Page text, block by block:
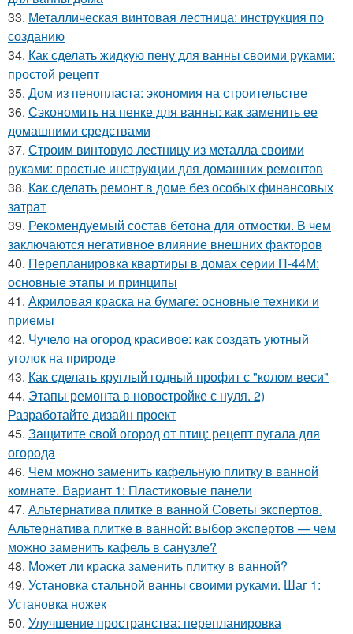
33. Металлическая винтовая лестница: инструкция по
созданию
34. Как сделать жидкую пену для ванны своими руками:
простой рецепт
35. Дом из пенопласта: экономия на строительстве
36. Сэкономить на пенке для ванны: как заменить ее
домашними средствами
37. Строим винтовую лестницу из металла своими
руками: простые инструкции для домашних ремонтов
38. Как сделать ремонт в доме без особых финансовых
затрат
39. Рекомендуемый состав бетона для отмостки. В чем
заключаются негативное влияние внешних факторов
40. Перепланировка квартиры в домах серии П-44М:
основные этапы и принципы
41. Акриловая краска на бумаге: основные техники и
приемы
42. Чучело на огород красивое: как создать уютный
уголок на природе
43. Как сделать круглый годный профит с "колом веси"
44. Этапы ремонта в новостройке с нуля. 2)
Разработайте дизайн проект
45. Защитите свой огород от птиц: рецепт пугала для
огорода
46. Чем можно заменить кафельную плитку в ванной
комнате. Вариант 1: Пластиковые панели
47. Альтернатива плитке в ванной Советы экспертов.
Альтернатива плитке в ванной: выбор экспертов — чем
можно заменить кафель в санузле?
48. Может ли краска заменить плитку в ванной?
49. Установка стальной ванны своими руками. Шаг 1:
Установка ножек
50. Улучшение пространства: перепланировка